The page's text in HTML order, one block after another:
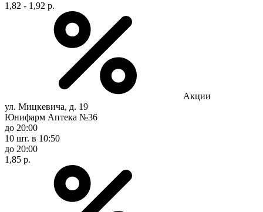
1,82 - 1,92 р.
Акции
ул. Мицкевича, д. 19
Юнифарм Аптека №36
до 20:00
10 шт. в 10:50
до 20:00
1,85 р.